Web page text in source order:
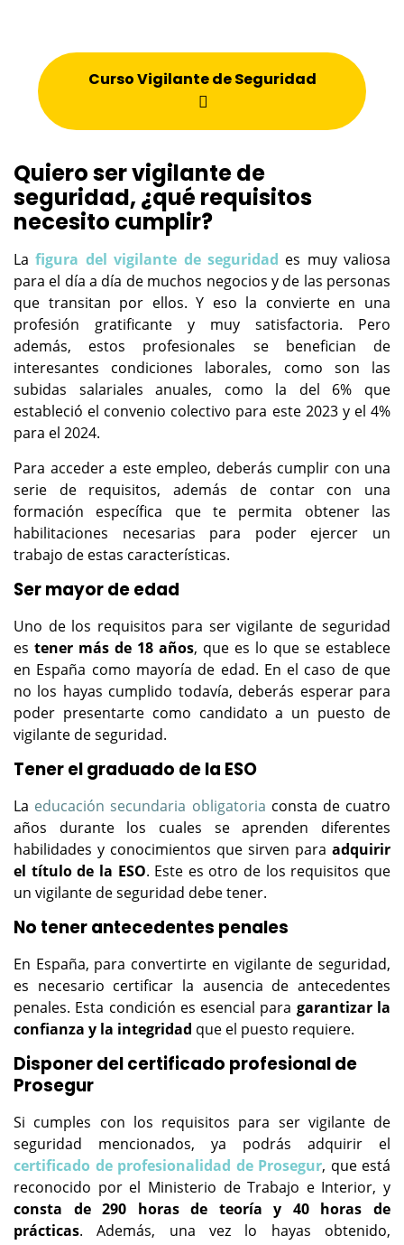
Curso Vigilante de Seguridad
Quiero ser vigilante de
seguridad, ¿qué requisitos
necesito cumplir?
Lafigura del vigilante de seguridad es muy valiosa
para el día a día de muchos negocios y de las personas
que transitan por ellos. Y eso la convierte en una
profesión gratificante y muy satisfactoria. Pero
además, estos profesionales se benefician de
interesantes condiciones laborales, como son las
subidas salariales anuales, como la del 6% que
estableció el convenio colectivo para este 2023 y el 4%
para el 2024.
Para acceder a este empleo, deberás cumplir con una
serie de requisitos, además de contar con una
formación específica que te permita obtener las
habilitaciones necesarias para poder ejercer un
trabajo de estas características.
Ser mayor de edad
Uno de los requisitos para ser vigilante de seguridad
es tener más de 18 años, que es lo que se establece
en España como mayoría de edad. En el caso de que
no los hayas cumplido todavía, deberás esperar para
poder presentarte como candidato a un puesto de
vigilante de seguridad.
Tener el graduado de la ESO
La educación secundaria obligatoria consta de cuatro
años durante los cuales se aprenden diferentes
habilidades y conocimientos que sirven para adquirir
el título de la ESO. Este es otro de los requisitos que
un vigilante de seguridad debe tener.
No tener antecedentes penales
En España, para convertirte en vigilante de seguridad,
es necesario certificar la ausencia de antecedentes
penales. Esta condición es esencial para garantizar la
confianza y la integridad que el puesto requiere.
Disponer del certificado profesional de
Prosegur
Si cumples con los requisitos para ser vigilante de
seguridad mencionados, ya podrás adquirir el
certificado de profesionalidad de Prosegur, que está
reconocido por el Ministerio de Trabajo e Interior, y
consta de 290 horas de teoría y 40 horas de
prácticas. Además, una vez lo hayas obtenido,